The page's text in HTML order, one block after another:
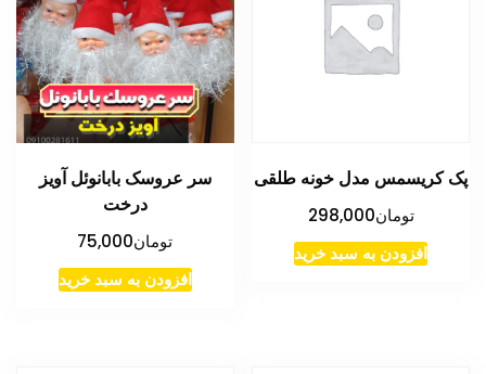
پک کریسمس مدل خونه طلقی
تومان298,000
افزودن به سبد خرید
سر عروسک بابانوئل آویز
درخت
تومان75,000
افزودن به سبد خرید